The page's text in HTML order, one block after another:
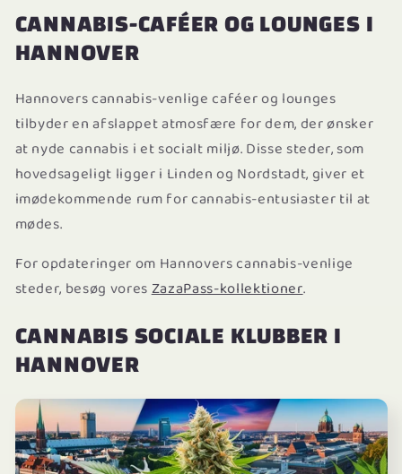
CANNABIS-CAFÉER OG LOUNGES I
HANNOVER
Hannovers cannabis-venlige caféer og lounges
tilbyder en afslappet atmosfære for dem, der ønsker
at nyde cannabis i et socialt miljø. Disse steder, som
hovedsageligt ligger i Linden og Nordstadt, giver et
imødekommende rum for cannabis-entusiaster til at
mødes.
For opdateringer om Hannovers cannabis-venlige
steder, besøg voresZazaPass-kollektioner.
CANNABIS SOCIALE KLUBBER I
HANNOVER